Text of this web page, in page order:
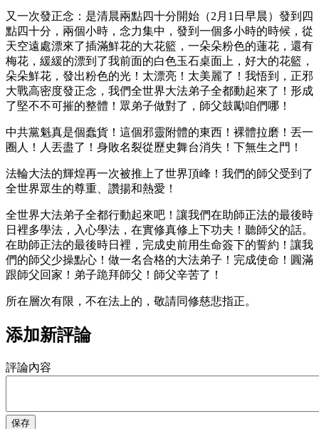
又一次發正念：是清晨兩點四十分開始（2月1日早晨）發到四
點四十分，兩個小時，念力集中，發到一個多小時的時候，從
天空遠處漂來了插滿鮮花的大花籃，一朵朵粉色的蓮花，還有
梅花，緩緩的漂到了我前面的白色玉石桌面上，好大的花籃，
朵朵鮮花，發出粉色的光！太漂亮！太美麗了！我悟到，正邪
大戰高密度發正念，我們全世界大法弟子全都動起來了！形成
了堅不不可摧的整體！眾弟子做對了，師父鼓勵咱們哪！
中共黨魁真是個蠢貨！這個邪靈附體的東西！裸體拉磨！丟一
圈人！人丟盡了！身敗名裂從歷史舞台消失！下無生之門！
法輪大法的輝煌再一次被推上了世界頂峰！我們的師父受到了
全世界眾生的尊重、讚揚和熱愛！
全世界大法弟子全都行動起來吧！讓我們在助師正法的最後時
日裡多學法，入心學法，在實修真修上下功夫！聽師父的話。
在助師正法的最後時日裡，完成史前用生命簽下的誓約！讓我
們的師父少操點心！做一名合格的大法弟子！完成使命！圓滿
跟師父回家！弟子跪拜師父！師父辛苦了！
所在層次有限，不在法上的，敬請同修慈悲指正。
添加新評論
評論內容
保存